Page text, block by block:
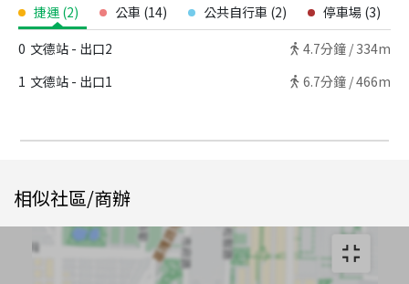
捷運 (2) 公車 (14) 公共自行車 (2) 停車場 (3)
0 文德站 - 出口2 4.7分鐘 / 334m
1 文德站 - 出口1 6.7分鐘 /466m
相似社區/商辦